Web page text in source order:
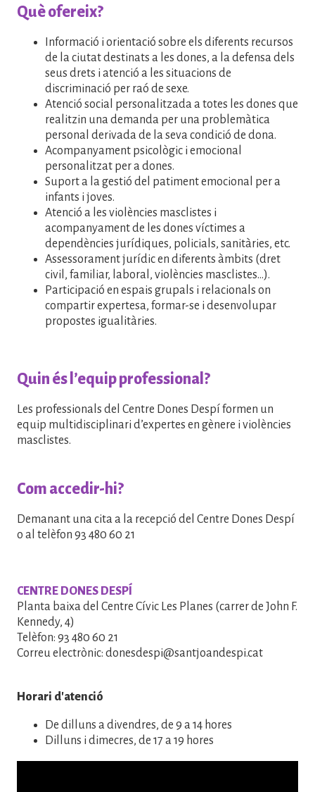
Què ofereix?
Informació i orientació sobre els diferents recursos
de la ciutat destinats a les dones, a la defensa dels
seus drets i atenció a les situacions de
discriminació per raó de sexe.
Atenció social personalitzada a totes les dones que
realitzin una demanda per una problemàtica
personal derivada de la seva condició de dona.
Acompanyament psicològic i emocional
personalitzat per a dones.
Suport a la gestió del patiment emocional per a
infants i joves.
Atenció a les violències masclistes i
acompanyament de les dones víctimes a
dependències jurídiques, policials, sanitàries, etc.
Assessorament jurídic en diferents àmbits (dret
civil, familiar, laboral, violències masclistes...).
Participació en espais grupals i relacionals on
compartir expertesa, formar-se i desenvolupar
propostes igualitàries.
Quin és l’equip professional?
Les professionals del Centre Dones Despí formen un
equip multidisciplinari d’expertes en gènere i violències
masclistes.
Com accedir-hi?
Demanant una cita a la recepció del Centre Dones Despí
o al telèfon 93 480 60 21
CENTRE DONES DESPÍ
Planta baixa del Centre Cívic Les Planes (carrer de John F.
Kennedy, 4)
Telèfon: 93 480 60 21
Correu electrònic: donesdespi@santjoandespi.cat
Horari d'atenció
De dilluns a divendres, de 9 a 14 hores
Dilluns i dimecres, de 17 a 19 hores